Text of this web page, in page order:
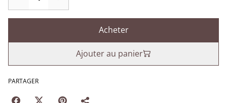
Acheter
Ajouter au panier
PARTAGER